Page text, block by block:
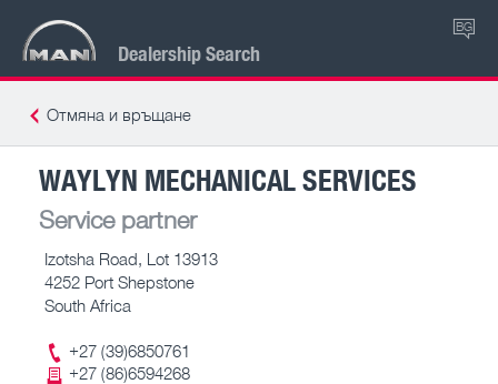
Dealership Search
BG
Отмяна и връщане
WAYLYN MECHANICAL SERVICES
Service partner
Izotsha Road, Lot 13913
4252 Port Shepstone
South Africa
+27 (39)6850761
+27 (86)6594268